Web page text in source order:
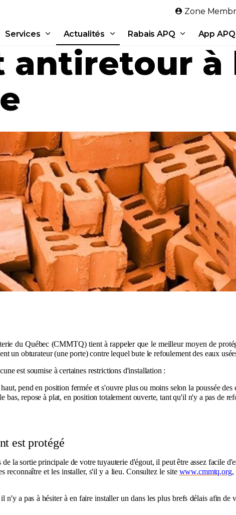
Services Actualités Rabais APQ App APQ
Zone
antiretour à
du Québec (CMMTQ) tient à rappeler que le meilleur moyen de
un obturateur (une porte) contre lequel bute le refoulement des eaux
est soumise à certaines restrictions d'installation :
pend en position fermée et s'ouvre plus ou moins selon la poussée
bas, repose à plat, en position totalement ouverte, tant qu'il n'y a pas de
est protégé
la sortie principale de votre tuyauterie d'égout, il peut être assez facile
reconnaître et les installer, s'il y a lieu. Consultez le site www.cmmtq.org,
n'y a pas à hésiter à en faire installer un dans les plus brefs délais afin de